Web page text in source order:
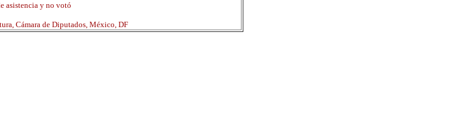
asistencia y no votó
Cámara de Diputados, México, DF